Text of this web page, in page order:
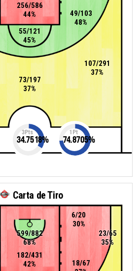
256/586
44%
49/103
48%
107/291
37%
73/197
37%
55/121
45%
3Pts
34.7518%
1Pt
74.8705%
Carta de Tiro
18/67
599/882
68%
182/431
42%
23/65
35%
6/20
30%